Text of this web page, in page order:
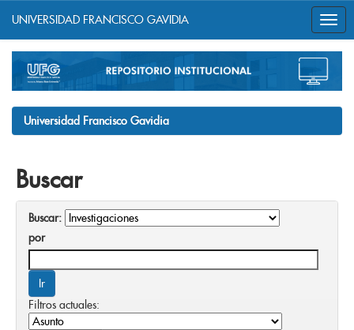
navigation
UNIVERSIDAD FRANCISCO GAVIDIA
Universidad Francisco Gavidia
Buscar
Buscar:
por
Filtros actuales: